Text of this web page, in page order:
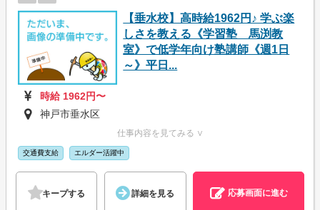
【垂水校】高時給1962円♪ 学ぶ楽
しさを教える《学習塾 馬渕教
室》で低学年向け塾講師《週1日
～》平日...
時給 1962円〜
神戸市垂水区
仕事内容を見てみる ∨
交通費支給 エルダー活躍中
キープする 詳細を見る 応募画面に進む